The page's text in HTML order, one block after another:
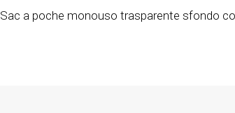
Sac a poche monouso trasparente sfondo